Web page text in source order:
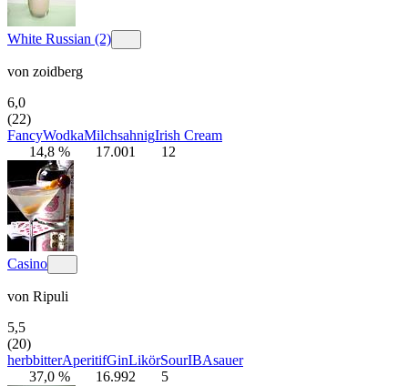
White Russian (2)
von zoidberg
6,0
(22)
FancyWodkaMilchsahnigIrish Cream
14,8 %
17.001 12
Casino
von Ripuli
5,5
(20)
herbbitterAperitifGinLikörSourIBAsauer
37,0 %
16.992 5